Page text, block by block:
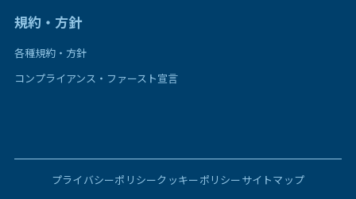
規約・方針
各種規約・方針
コンプライアンス・ファースト宣言
プライバシーポリシークッキーポリシーサイトマップ